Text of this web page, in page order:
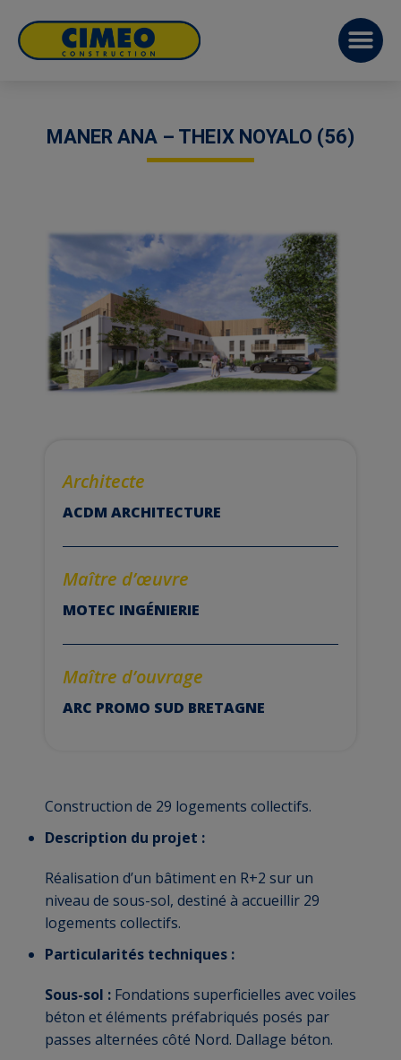
MANER ANA – THEIX NOYALO (56)
Architecte
ACDM ARCHITECTURE
Maître d’œuvre
MOTEC INGÉNIERIE
Maître d’ouvrage
ARC PROMO SUD BRETAGNE
Construction de 29 logements collectifs.
Description du projet :
Réalisation d’un bâtiment en R+2 sur un
niveau de sous-sol, destiné à accueillir 29
logements collectifs.
Particularités techniques :
Sous-sol : Fondations superficielles avec voiles
béton et éléments préfabriqués posés par
passes alternées côté Nord. Dallage béton.